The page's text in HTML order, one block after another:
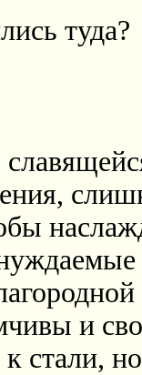
туда?
и
стали,